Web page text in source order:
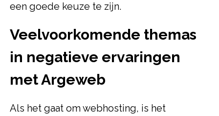
een goede keuze te zijn.
Veelvoorkomende themas
in negatieve ervaringen
met Argeweb
Als het gaat om webhosting, is het